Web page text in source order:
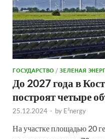
ГОСУДАРСТВО /ЗЕЛЕНАЯ
До 2027 года в
построят четыре
25.12.2024 - by E²nergy
На участке площадью 20